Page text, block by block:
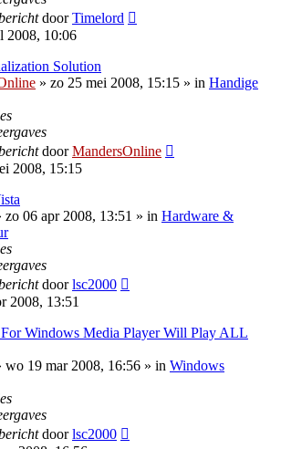
doorTimelord
2008, 10:06
Solution
» zo 25 mei 2008, 15:15 » in Handige
doorMandersOnline
2008, 15:15
zo 06 apr 2008, 13:51 » in Hardware &
doorlsc2000
2008, 13:51
Windows Media Player Will Play ALL
wo 19 mar 2008, 16:56 » in Windows
doorlsc2000